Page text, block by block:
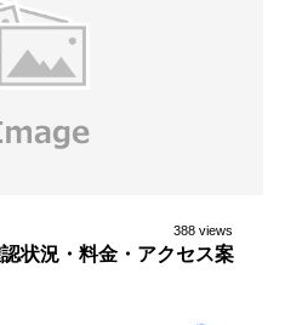
388 views
状況・料金・アクセス案